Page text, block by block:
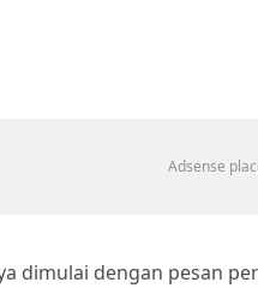
dimulai dengan pesan